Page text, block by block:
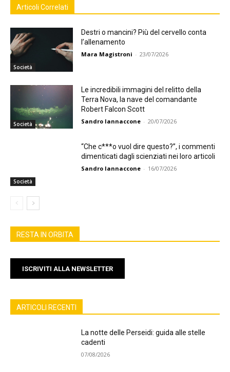
Articoli Correlati
Società
Destri o mancini? Più del cervello conta
l’allenamento
Mara Magistroni - 23/07/2026
Società
Le incredibili immagini del relitto della
Terra Nova, la nave del comandante
Robert Falcon Scott
Sandro Iannaccone - 20/07/2026
Società
“Che c***o vuol dire questo?”, i commenti
dimenticati dagli scienziati nei loro articoli
Sandro Iannaccone - 16/07/2026
RESTA IN ORBITA
ISCRIVITI ALLA NEWSLETTER
ARTICOLI RECENTI
La notte delle Perseidi: guida alle stelle
cadenti
07/08/2026